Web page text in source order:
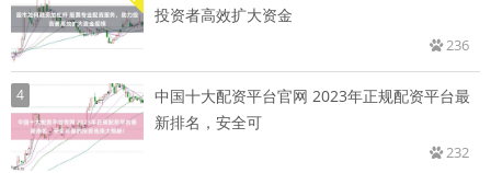
投资者高效扩大资金
236
4
中国十大配资平台官网 2023年正规配资平台最
新排名，安全可
232